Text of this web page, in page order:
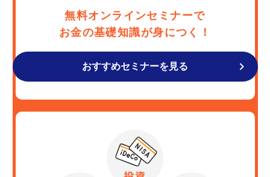
無料オンラインセミナーで
お金の基礎知識が身につく！
おすすめセミナーを見る